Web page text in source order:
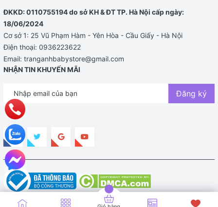
ĐKKD: 0110755194 do sở KH & ĐT TP. Hà Nội cấp ngày:
18/06/2024
Cơ sở 1: 25 Vũ Phạm Hàm - Yên Hòa - Cầu Giấy - Hà Nội
Điện thoại: 0936223622
Email: tranganhbabystore@gmail.com
NHẬN TIN KHUYẾN MÃI
Đăng ký
Bản quyền thuộc về TRANG ANH BABY STORE |Cung cấp bởiSapo